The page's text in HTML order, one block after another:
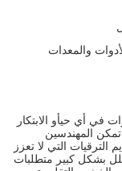
والمعدات
في أي حيأو الابتكار
المهندسين
الترقيات التي لا تعزز
بشكل كبير متطلبات